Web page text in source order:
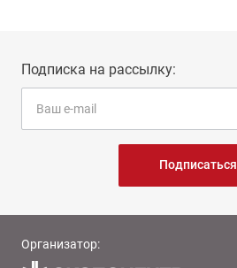
Подписка на рассылку:
Подписаться
Организатор: